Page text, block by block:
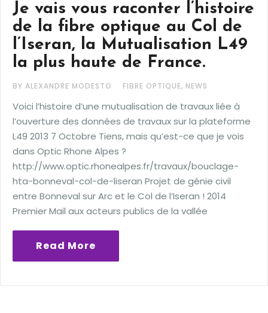
Je vais vous raconter l’histoire
de la fibre optique au Col de
l’Iseran, la Mutualisation L49
la plus haute de France.
BY ALEXANDRE MODESTO FIBRE OPTIQUE, NEWS
Voici l’histoire d’une mutualisation de travaux liée à
l’ouverture des données de travaux sur la plateforme
L49 2013 7 Octobre Tiens, mais qu’est-ce que je vois
dans Optic Rhone Alpes ?
http://www.optic.rhonealpes.fr/travaux/bouclage-
hta-bonneval-col-de-liseran Projet de génie civil
entre Bonneval sur Arc et le Col de l’Iseran ! 2014
Premier Mail aux acteurs publics de la vallée
Read More